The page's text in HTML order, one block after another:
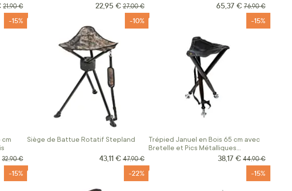
Prix normal
21,90 € Prix Spécial
22,95 € Prix normal
27,00 € Prix Spécial
65,37 € Prix normal
76,90 €
cm
-15%
Prix normal
32,90 €
Siège de Battue Rotatif Stepland
-10%
Prix Spécial
43,11 € Prix normal
47,90 €
Trépied Januel en Bois 65 cm avec
Bretelle et Pics Métalliques
-15%
Prix Spécial
38,17 € Prix normal
44,90 €
-15% -22% -15%